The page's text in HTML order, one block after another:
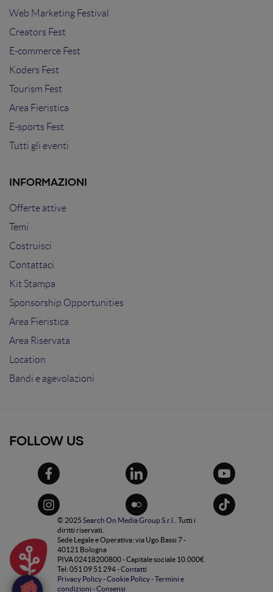
Web Marketing Festival
Creators Fest
E-commerce Fest
Koders Fest
Tourism Fest
Area Fieristica
E-sports Fest
Tutti gli eventi
INFORMAZIONI
Offerte attive
Temi
Costruisci
Contattaci
Kit Stampa
Sponsorship Opportunities
Area Fieristica
Area Riservata
Location
Bandi e agevolazioni
FOLLOW US
© 2025 Search On Media Group S.r.l.
. Tutti i
diritti riservati.
Sede Legale e Operativa: via Ugo Bassi 7 -
40121 Bologna
PIVA 02418200800 - Capitale sociale 10.000€
Tel: 051 09 51 294 -Contatti
Privacy Policy-Cookie Policy-Termini e
condizioni -Consensi